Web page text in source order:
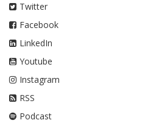
Twitter
Facebook
LinkedIn
Youtube
Instagram
RSS
Podcast